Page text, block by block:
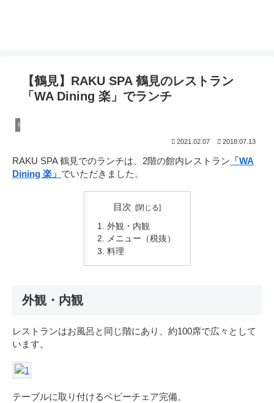
【鶴見】RAKU SPA 鶴見のレストラン
「WA Dining 楽」でランチ
神奈川
2021.02.07 2018.07.13
RAKU SPA 鶴見でのランチは、2階の館内レストラン 「WA
Dining 楽」 でいただきました。
目次
外観・内観
メニュー（税抜）
料理
外観・内観
レストランはお風呂と同じ階にあり、約100席で広々として
います。
テーブルに取り付けるベビーチェア完備。